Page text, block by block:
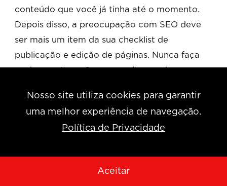
Nosso site utiliza cookies para garantir
uma melhor experiência de navegação.
Política de Privacidade
Aceitar
conteúdo que você já tinha até o momento.
Depois disso, a preocupação com SEO deve
ser mais um item da sua checklist de
publicação e edição de páginas. Nunca faça
até aqui.
Trabalhar com otimização é algo que exige
de enxergar oportunidades de melhoria até
naquele conteúdo que você gostou muito de